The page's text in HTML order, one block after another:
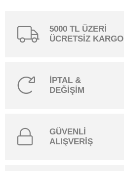
5000 TL ÜZERİ
ÜCRETSİZ KARGO
İPTAL &
DEĞİŞİM
GÜVENLİ
ALIŞVERİŞ